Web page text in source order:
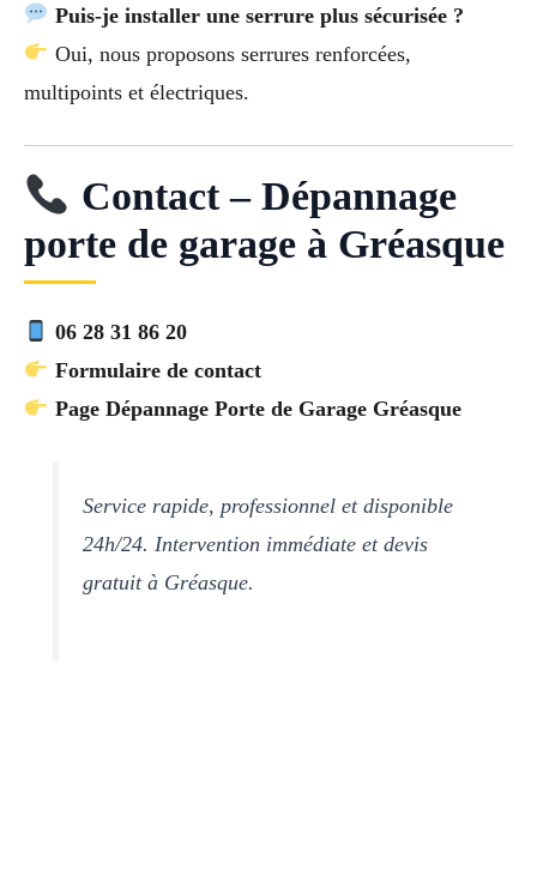
Puis-je installer une serrure plus sécurisée ?
Oui, nous proposons serrures renforcées,
multipoints et électriques.
Contact – Dépannage
porte de garage à Gréasque
06 28 31 86 20
Formulaire de contact
Page Dépannage Porte de Garage Gréasque
Service rapide, professionnel et disponible
24h/24. Intervention immédiate et devis
gratuit à Gréasque.